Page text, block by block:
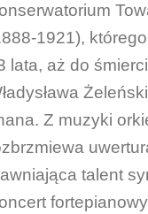
1921),
lata, aż do
Z muzyki
talent